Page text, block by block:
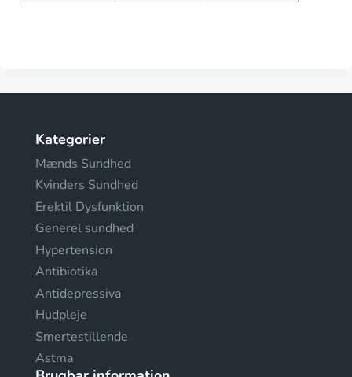
Kategorier
Mænds Sundhed
Kvinders Sundhed
Erektil Dysfunktion
Generel sundhed
Hypertension
Antibiotika
Antidepressiva
Hudpleje
Smertestillende
Astma